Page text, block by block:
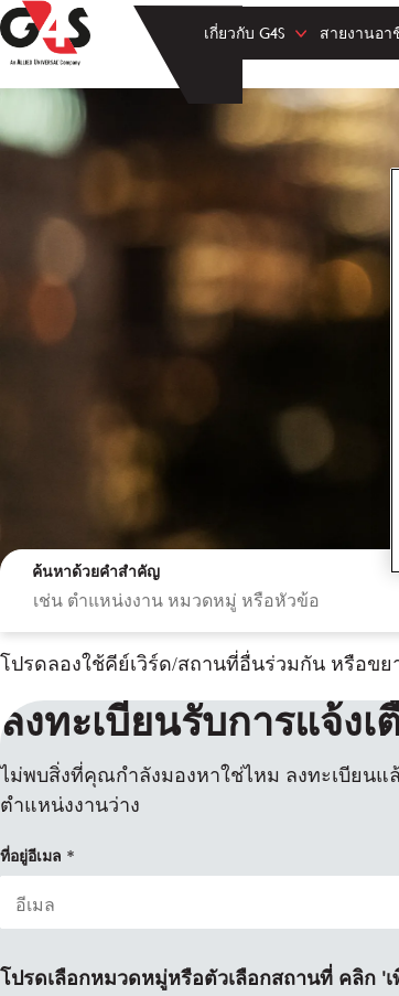
เกี่ยวกับ G4S สายงานอา
ผลการค้นหา
ค้นหาด้วยคำสำคัญ
โปรดลองใช้คีย์เวิร์ด/สถานที่อื่นร่วมกัน หรือข
ลงทะเบียนรับการแจ้งเ
ไม่พบสิ่งที่คุณกำลังมองหาใช่ไหม ลงทะเบียนแ
ตำแหน่งงานว่าง
ที่อยู่อีเมล
โปรดเลือกหมวดหมู่หรือตัวเลือกสถานที่ คลิก 'เ